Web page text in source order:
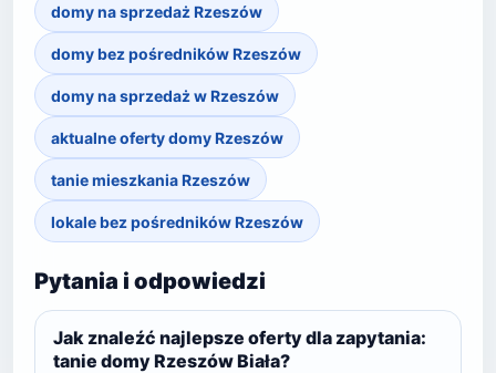
domy na sprzedaż Rzeszów
domy bez pośredników Rzeszów
domy na sprzedaż w Rzeszów
aktualne oferty domy Rzeszów
tanie mieszkania Rzeszów
lokale bez pośredników Rzeszów
Pytania i odpowiedzi
Jak znaleźć najlepsze oferty dla zapytania:
tanie domy Rzeszów Biała?